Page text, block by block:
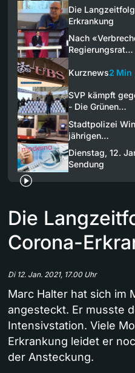
Die
Erkrankung
Nach
Regierungsrat…
Kurznews2 Min
SVP kämpft
- Die Grünen…
Stadtpolizei
jährigen…
Dienstag, 12.
Sendung
Die
Corona-
Di 12. Jan. 2021, 17.00 Uhr
Marc Halter hat sich im
angesteckt. Er musste
Intensivstation. Viele
Erkrankung leidet er
der Ansteckung.